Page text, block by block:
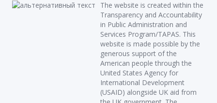
The website is created within the
Transparency and Accountability
in Public Administration and
Services Program/TAPAS. This
website is made possible by the
generous support of the
American people through the
United States Agency for
International Development
(USAID) alongside UK aid from